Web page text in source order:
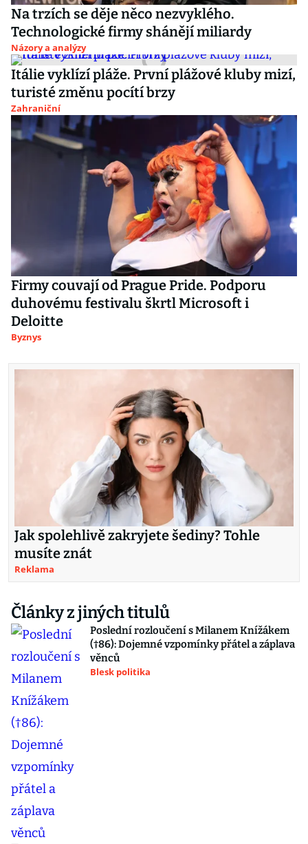
Na trzích se děje něco nezvyklého.
Technologické firmy shánějí miliardy
Názory a analýzy
Itálie vyklízí pláže. První plážové kluby mizí,
turisté změnu pocítí brzy
Zahraniční
Firmy couvají od Prague Pride. Podporu
duhovému festivalu škrtl Microsoft i
Deloitte
Byznys
Jak spolehlivě zakryjete šediny? Tohle
musíte znát
Reklama
Články z jiných titulů
Poslední rozloučení s Milanem Knížákem
(†86): Dojemné vzpomínky přátel a záplava
věnců
Blesk politika